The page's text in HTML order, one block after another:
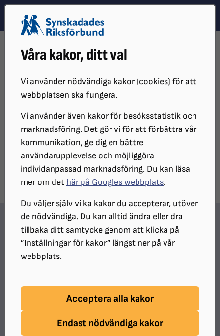
Våra kakor, ditt val
Vi använder nödvändiga kakor (cookies) för att
webbplatsen ska fungera.
Vi använder även kakor för besöksstatistik och
marknadsföring. Det gör vi för att förbättra vår
kommunikation, ge dig en bättre
användarupplevelse och möjliggöra
individanpassad marknadsföring. Du kan läsa
mer om det här på Googles webbplats.
Du väljer själv vilka kakor du accepterar, utöver
de nödvändiga. Du kan alltid ändra eller dra
tillbaka ditt samtycke genom att klicka på
”Inställningar för kakor” längst ner på vår
webbplats.
Acceptera alla kakor
Endast nödvändiga kakor
Hoppa till innehåll
Hoppa till hitta snabbt
DISTRIKT
SRF SKÅNE
SRF SKÅNES LOKALFÖRENINGAR
Dokumentation
UPPDATERAT: 2023-09-20
DELA: Dela sidan på Facebook
Dela sidan med e-post
Hitta snabbt
In English
Valpkalendern
Medlemsförmåner
Personuppgifter